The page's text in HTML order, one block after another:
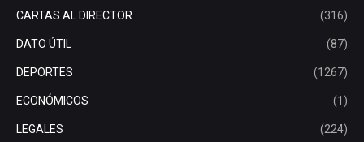
CARTAS AL DIRECTOR (316)
DATO ÚTIL (87)
DEPORTES (1267)
ECONÓMICOS (1)
LEGALES (224)